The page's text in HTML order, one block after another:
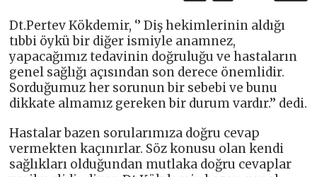
Dt.Pertev Kökdemir, ‘’ Diş hekimlerinin aldığı
tıbbi öykü bir diğer ismiyle anamnez,
yapacağımız tedavinin doğruluğu ve hastaların
genel sağlığı açısından son derece önemlidir.
Sorduğumuz her sorunun bir sebebi ve bunu
dikkate almamız gereken bir durum vardır.’’ dedi.
Hastalar bazen sorularımıza doğru cevap
vermekten kaçınırlar. Söz konusu olan kendi
sağlıkları olduğundan mutlaka doğru cevaplar